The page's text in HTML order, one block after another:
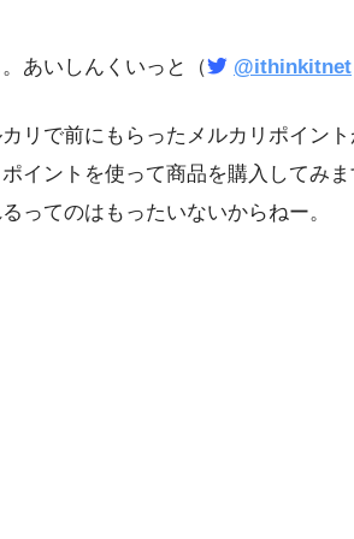
あいしんくいっと（ @ithinkitnet
カリで前にもらったメルカリポイン
ポイントを使って商品を購入してみ
ってのはもったいないからねー。